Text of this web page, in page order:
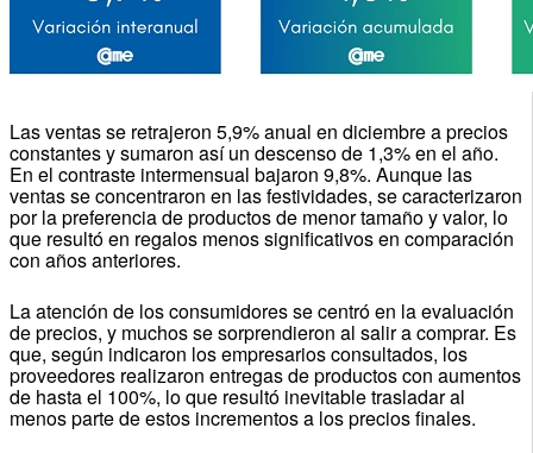
Las ventas se retrajeron 5,9% anual en diciembre a precios
constantes y sumaron así un descenso de 1,3% en el año.
En el contraste intermensual bajaron 9,8%. Aunque las
ventas se concentraron en las festividades, se caracterizaron
por la preferencia de productos de menor tamaño y valor, lo
que resultó en regalos menos significativos en comparación
con años anteriores.
La atención de los consumidores se centró en la evaluación
de precios, y muchos se sorprendieron al salir a comprar. Es
que, según indicaron los empresarios consultados, los
proveedores realizaron entregas de productos con aumentos
de hasta el 100%, lo que resultó inevitable trasladar al
menos parte de estos incrementos a los precios finales.